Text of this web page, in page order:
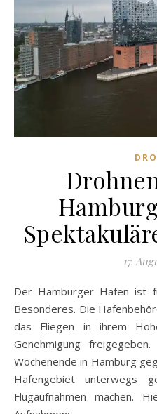
17.
Der Hamburger Hafen ist für Drohnenpiloten was ganz
Besonderes. Die
das Fliegen in ihrem
Genehmigung
Wochenende in Hamburg
Hafengebiet unterwegs
Flugaufnahmen